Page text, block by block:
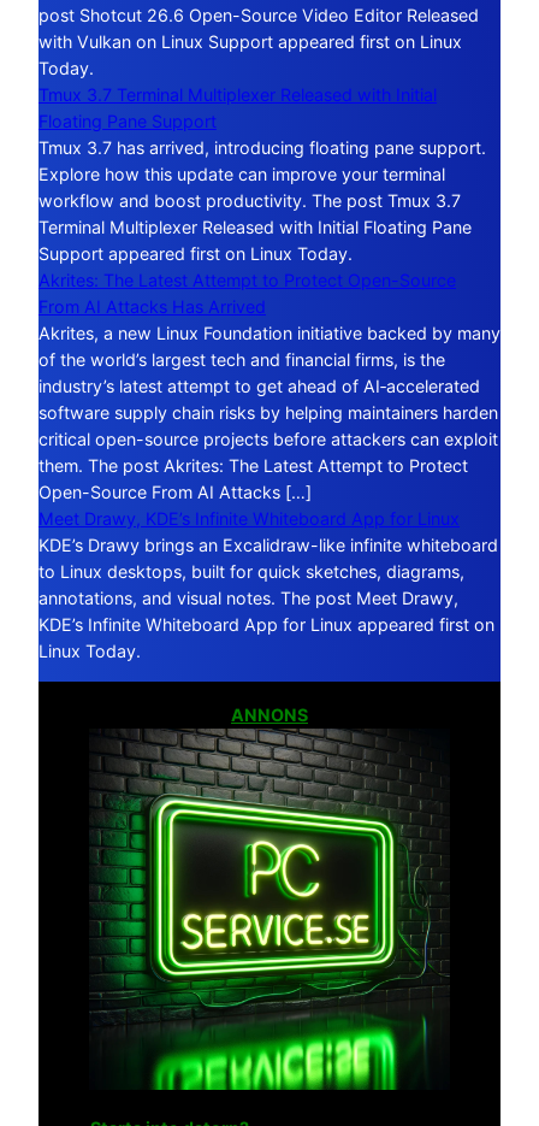
post Shotcut 26.6 Open-Source Video Editor Released
with Vulkan on Linux Support appeared first on Linux
Today.
Tmux 3.7 Terminal Multiplexer Released with Initial
Floating Pane Support
Tmux 3.7 has arrived, introducing floating pane support.
Explore how this update can improve your terminal
workflow and boost productivity. The post Tmux 3.7
Terminal Multiplexer Released with Initial Floating Pane
Support appeared first on Linux Today.
Akrites: The Latest Attempt to Protect Open-Source
From AI Attacks Has Arrived
Akrites, a new Linux Foundation initiative backed by many
of the world’s largest tech and financial firms, is the
industry’s latest attempt to get ahead of AI‑accelerated
software supply chain risks by helping maintainers harden
critical open-source projects before attackers can exploit
them. The post Akrites: The Latest Attempt to Protect
Open-Source From AI Attacks […]
Meet Drawy, KDE’s Infinite Whiteboard App for Linux
KDE’s Drawy brings an Excalidraw-like infinite whiteboard
to Linux desktops, built for quick sketches, diagrams,
annotations, and visual notes. The post Meet Drawy,
KDE’s Infinite Whiteboard App for Linux appeared first on
Linux Today.
ANNONS